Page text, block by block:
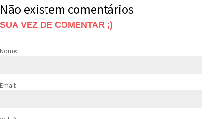
Não existem comentários
SUA VEZ DE COMENTAR ;)
Nome:
Email: